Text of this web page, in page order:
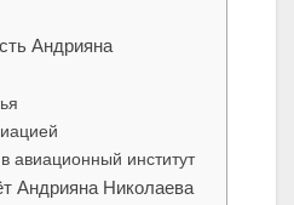
Андрияна
авиационный институт
Андрияна Николаева